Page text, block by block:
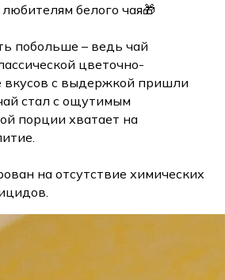
белого чая🎁
побольше – ведь чай
цветочно-
вкусов с выдержкой пришли
стал с ощутимым
порции хватает на
на отсутствие химических